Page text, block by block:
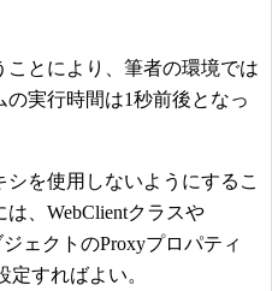
とにより、筆者の環境では
実行時間は1秒前後となっ
を使用しないようにするこ
、WebClientクラスや
ェクトのProxyプロパティ
定すればよい。